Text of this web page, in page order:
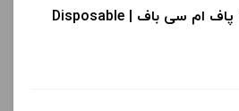
پاد یکبار مصرف 10000 پاف ام سی باف | Disposable